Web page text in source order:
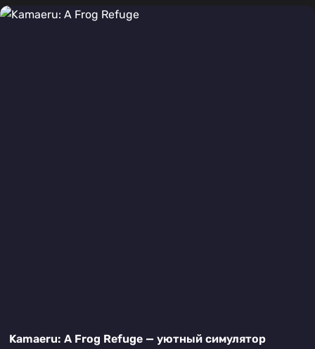
Kamaeru: A Frog Refuge — уютный симулятор